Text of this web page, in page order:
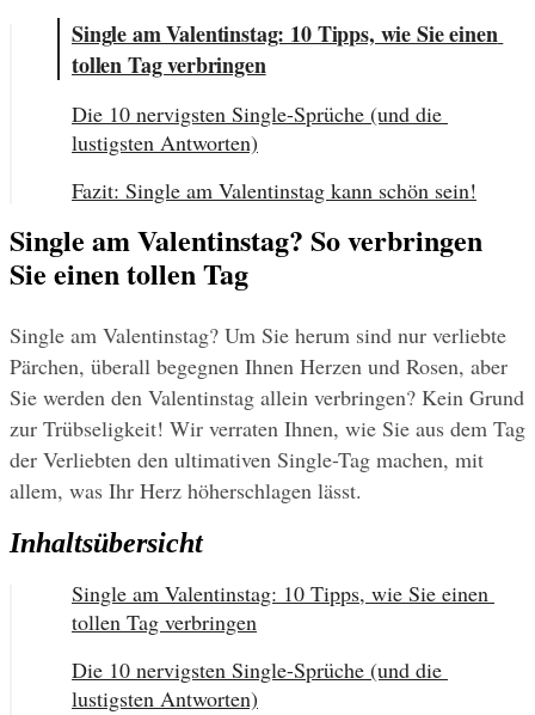
Single am Valentinstag: 10 Tipps, wie Sie einen
tollen Tag verbringen
Die 10 nervigsten Single-Sprüche (und die
lustigsten Antworten)
Fazit: Single am Valentinstag kann schön sein!
Single am Valentinstag? So verbringen
Sie einen tollen Tag
Single am Valentinstag? Um Sie herum sind nur verliebte
Pärchen, überall begegnen Ihnen Herzen und Rosen, aber
Sie werden den Valentinstag allein verbringen? Kein Grund
zur Trübseligkeit! Wir verraten Ihnen, wie Sie aus dem Tag
der Verliebten den ultimativen Single-Tag machen, mit
allem, was Ihr Herz höherschlagen lässt.
Inhaltsübersicht
Single am Valentinstag: 10 Tipps, wie Sie einen
tollen Tag verbringen
Die 10 nervigsten Single-Sprüche (und die
lustigsten Antworten)